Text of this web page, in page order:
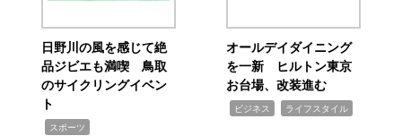
日野川の風を感じて絶
品ジビエも満喫 鳥取
のサイクリングイベン
ト
スポーツ
オールデイダイニング
を一新 ヒルトン東京
お台場、改装進む
ビジネス ライフスタイル